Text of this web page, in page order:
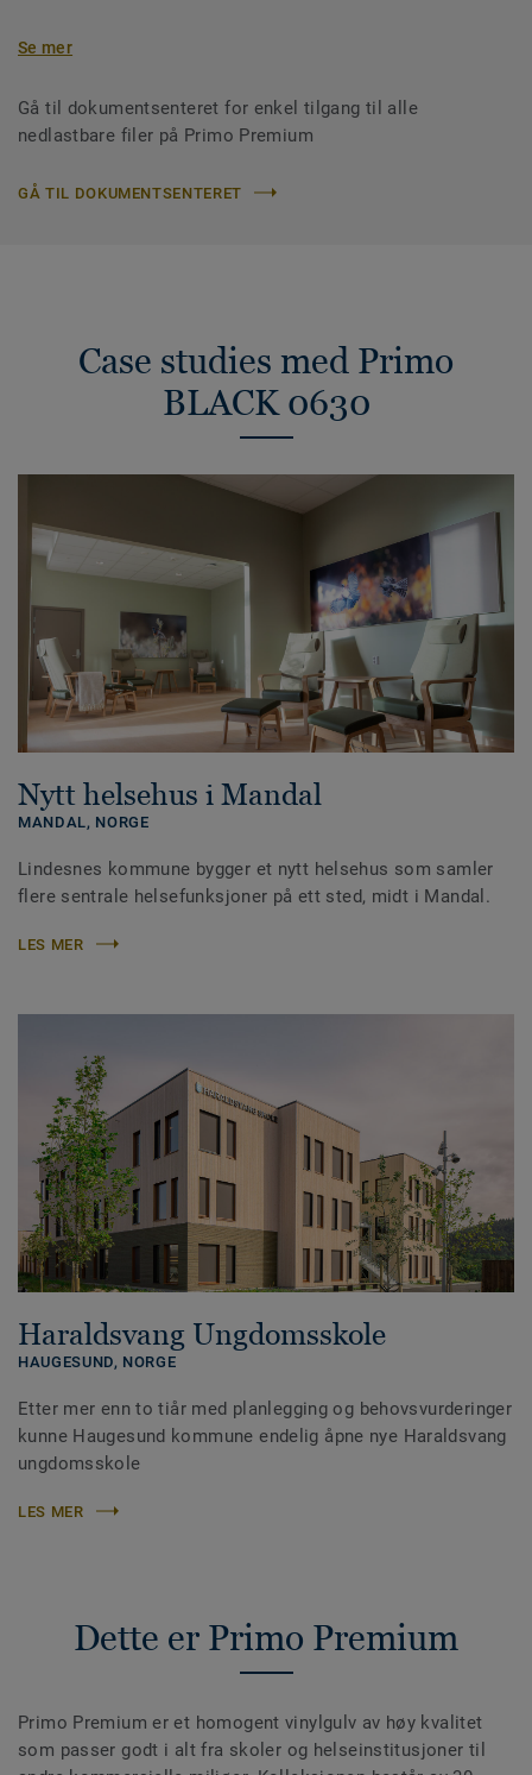
Se mer
Gå til dokumentsenteret for enkel tilgang til alle
nedlastbare filer på Primo Premium
GÅ TIL DOKUMENTSENTERET
Case studies med Primo
BLACK 0630
Nytt helsehus i Mandal
MANDAL, NORGE
Lindesnes kommune bygger et nytt helsehus som samler
flere sentrale helsefunksjoner på ett sted, midt i Mandal.
LES MER
Haraldsvang Ungdomsskole
HAUGESUND, NORGE
Etter mer enn to tiår med planlegging og behovsvurderinger
kunne Haugesund kommune endelig åpne nye Haraldsvang
ungdomsskole
LES MER
Dette er Primo Premium
Primo Premium er et homogent vinylgulv av høy kvalitet
som passer godt i alt fra skoler og helseinstitusjoner til